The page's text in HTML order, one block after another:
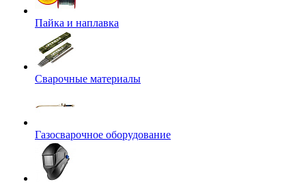
Пайка и наплавка
Сварочные материалы
Газосварочное оборудование